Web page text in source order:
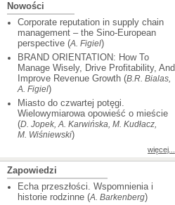
Nowości
Corporate reputation in supply chain
management – the Sino-European
perspective (A. Figiel)
BRAND ORIENTATION: How To
Manage Wisely, Drive Profitability, And
Improve Revenue Growth (B.R. Bialas,
A. Figiel)
Miasto do czwartej potęgi.
Wielowymiarowa opowieść o mieście
(D. Jopek, A. Karwińska, M. Kudłacz,
M. Wiśniewski)
więcej...
Zapowiedzi
Echa przeszłości. Wspomnienia i
historie rodzinne (A. Barkenberg)